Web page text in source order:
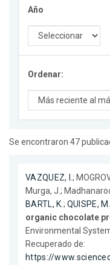
Año
Ordenar:
Se encontraron 47
VAZQUEZ, I.;
Murga, J.;
BARTL, K.; QUISPE,
organic chocolate
Environmental
Recuperado de:
https://